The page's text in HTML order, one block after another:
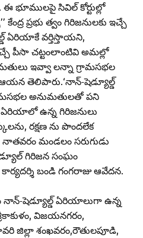
ఈ భూములపై సివిల్‌ కోర్టుల్లో
ప్రభు త్వం గిరిజనులకు ఇచ్చే
ఏరియాకే వర్తిస్తాయని,
పీసా చట్టంలాంటివి అమల్లో
ఇవ్వా లన్నా గ్రామసభల
తెలిపారు.‘నాన్‌-షెడ్యూల్డ్‌
అనుమతులతో పని
ఉన్న గిరిజనులు
రక్షణ ను పొందలేక
మండలం సరుగుడు
గిరిజన సంఘం
బండి గంగరాజు ఆవేదన.
నాన్‌-షెడ్యూల్డ్‌ ఏరియాలుగా ఉన్న
విజయనగరం,
జిల్లా శంఖవరం,రౌతులపూడి,